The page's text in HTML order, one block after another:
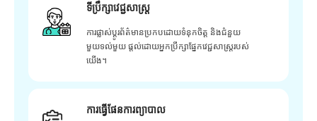
ទីប្រឹក្សាវេជ្ជសាស្ត្រ
ការផ្លាស់ប្តូរព័ត៌មានប្រកបដោយទំនុកចិត្ត និងជំនួយ
មួយទល់មួយ ផ្តល់ដោយអ្នកប្រឹក្សាផ្នែកវេជ្ជសាស្រ្តរបស់
យើង។
ការធ្វើផែនការព្យាបាល